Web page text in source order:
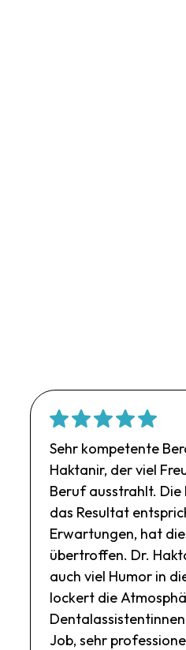
Sehr kompetente
Haktanir, der viel
Beruf ausstrahlt. Die
das Resultat
Erwartungen, hat
übertroffen. Dr.
auch viel Humor in
lockert die
Job, sehr